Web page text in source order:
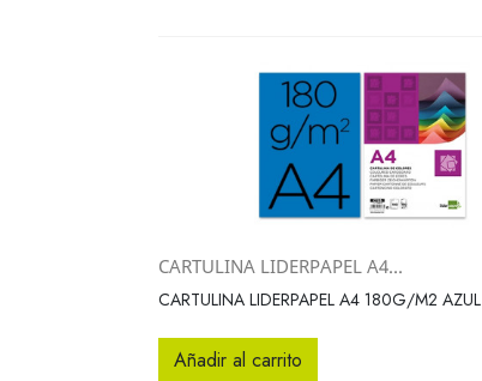
Vista rápida
CARTULINA LIDERPAPEL A4...
CARTULINA LIDERPAPEL A4 180G/M2 AZUL
Añadir al carrito